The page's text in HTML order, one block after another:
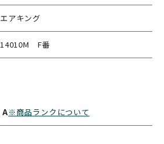
エアキング
14010M F番
A※商品ランクについて